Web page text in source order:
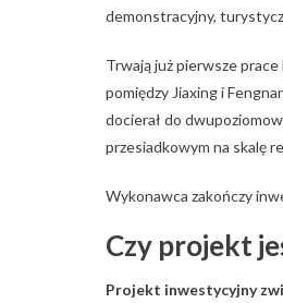
demonstracyjny,
Trwają już pierwsze
pomiędzy Jiaxing i
docierał do
przesiadkowym na skalę
Wykonawca zakończy
Czy projekt
Projekt inwestycyjny